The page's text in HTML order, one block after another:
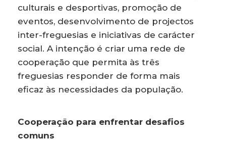
culturais e desportivas, promoção de
eventos, desenvolvimento de projectos
inter-freguesias e iniciativas de carácter
social. A intenção é criar uma rede de
cooperação que permita às três
freguesias responder de forma mais
eficaz às necessidades da população.
Cooperação para enfrentar desafios
comuns